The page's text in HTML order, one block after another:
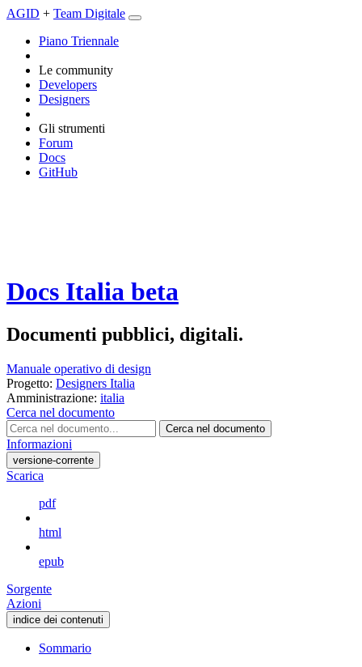
AGID + Team Digitale
Piano Triennale
Le community
Developers
Designers
Gli strumenti
Forum
Docs
GitHub
Docs Italia beta
Documenti pubblici, digitali.
Manuale operativo di design
Progetto: Designers Italia
Amministrazione: italia
Cerca nel documento
Cerca nel documento
Informazioni
versione-corrente
Scarica
pdf
html
epub
Sorgente
Azioni
indice dei contenuti
Sommario